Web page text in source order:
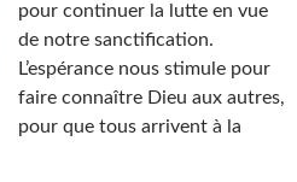
pour continuer la lutte en vue
de notre sanctification.
L’espérance nous stimule pour
faire connaître Dieu aux autres,
pour que tous arrivent à la